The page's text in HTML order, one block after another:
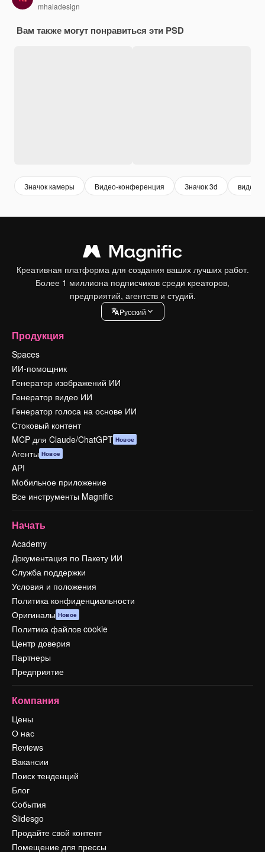
mhaladesign
Вам также могут понравиться эти PSD
Значок камеры Видео-конференция Значок 3d видео
Креативная платформа для создания ваших лучших работ.
Более 1 миллиона подписчиков среди креаторов,
предприятий, агентств и студий.
Pусский
Продукция
Spaces
ИИ-помощник
Генератор изображений ИИ
Генератор видео ИИ
Генератор голоса на основе ИИ
Стоковый контент
MCP для Claude/ChatGPT Новое
Агенты Новое
API
Мобильное приложение
Все инструменты Magnific
Начать
Academy
Документация по Пакету ИИ
Служба поддержки
Условия и положения
Политика конфиденциальности
Оригиналы Новое
Политика файлов cookie
Центр доверия
Партнеры
Предприятие
Компания
Цены
О нас
Reviews
Вакансии
Поиск тенденций
Блог
События
Slidesgo
Продайте свой контент
Помещение для прессы